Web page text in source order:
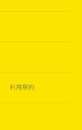
利用規約